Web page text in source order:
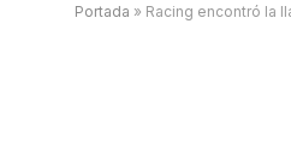
Portada » Racing encontró la